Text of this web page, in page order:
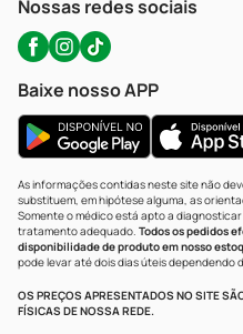
Nossas redes sociais
Baixe nosso APP
As informações contidas neste site não
substituem, em hipótese alguma, as
Somente o médico está apto a
tratamento adequado. Todos os pedidos
disponibilidade de produto em nosso
pode levar até dois dias úteis dependendo
OS PREÇOS APRESENTADOS NO SITE
FÍSICAS DE NOSSA REDE.